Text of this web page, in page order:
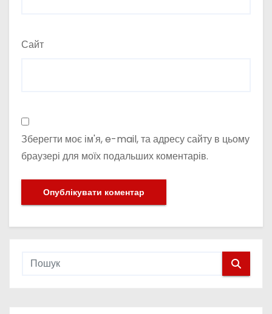
Сайт
Зберегти моє ім'я, e-mail, та адресу сайту в цьому
браузері для моїх подальших коментарів.